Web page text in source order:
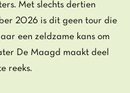
Met slechts dertien
2026 is dit geen tour die
een zeldzame kans om
De Maagd maakt deel
reeks.